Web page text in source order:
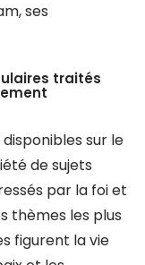
ses
traités
sur le
de sujets
par la foi et
thèmes les plus
figurent la vie